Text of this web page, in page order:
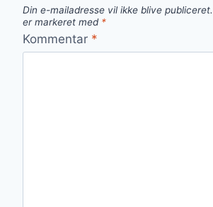
Din e-mailadresse vil ikke blive publiceret.
er markeret med *
Kommentar *